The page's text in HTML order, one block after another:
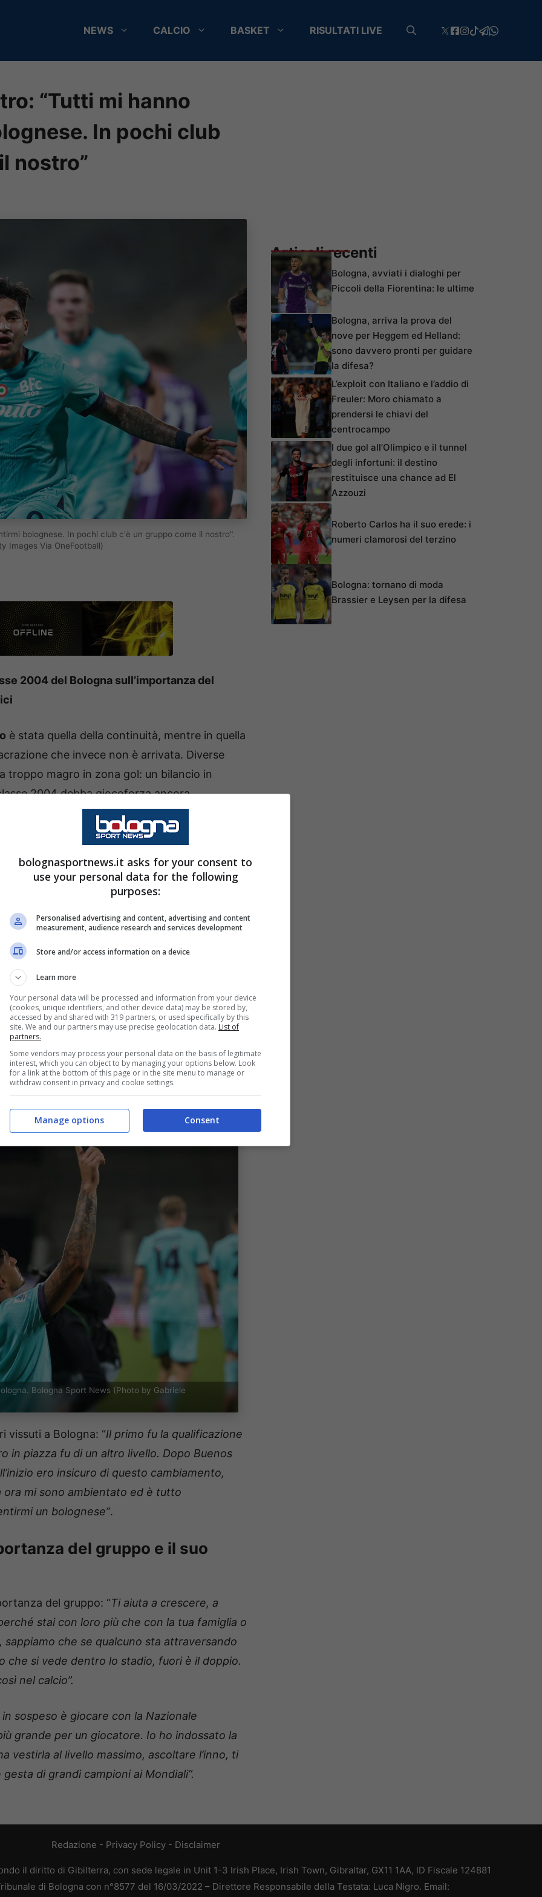
NEWS CALCIO BASKET RISULTATI LIVE
“Tutti mi hanno
In pochi club
nostro”
bolognese. In pochi club c'è un gruppo come il nostro".
Images Via OneFootball)
2004 del Bologna sull’importanza del
è stata quella della continuità, mentre in quella
che invece non è arrivata. Diverse
troppo magro in zona gol: un bilancio in
2004 debba giocoforza ancora
ambientato ed è diventato comunque un
Italianoe verosimilmente, salvo ribaltoni su
il nuovo allenatore Domenico
migliori vissuti a Bologna
Lega Serie A, sottolineando anche
i migliori momenti vissuti a
per il calcio: “Per me è passione, il
sono piccolo. E’ una cosa bella e
il mio primo allenatore che fu mio padre. A
faceva giocare nella sua squadra di calcio a
senza paura, tirando anche qualche
rompendo i vetri o altre cose in casa”.
Bologna Sport News (Photo by Gabriele
vissuti a Bologna: “Il primo fu la qualificazione
in piazza fu di un altro livello. Dopo Buenos
ero insicuro di questo cambiamento,
ora mi sono ambientato ed è tutto
un bolognese”.
del gruppo e il suo
del gruppo: “Ti aiuta a crescere, a
stai con loro più che con la tua famiglia o
che se qualcuno sta attraversando
che si vede dentro lo stadio, fuori è il doppio.
nel calcio”.
sospeso è giocare con la Nazionale
grande per un giocatore. Io ho indossato la
vestirla al livello massimo, ascoltare l’inno, ti
di grandi campioni ai Mondiali”.
Articoli recenti
Bologna, avviati i dialoghi per
Piccoli della Fiorentina: le ultime
Bologna, arriva la prova del
nove per Heggem ed Helland:
sono davvero pronti per guidare
la difesa?
L’exploit con Italiano e l’addio di
Freuler: Moro chiamato a
prendersi le chiavi del
centrocampo
I due gol all’Olimpico e il tunnel
degli infortuni: il destino
restituisce una chance ad El
Azzouzi
Roberto Carlos ha il suo erede: i
numeri clamorosi del terzino
Bologna: tornano di moda
Brassier e Leysen per la difesa
Redazione - Privacy Policy- Disclaimer
il diritto di Gibilterra, con sede legale in Unit 1-3 Irish Place, Irish Town, Gibraltar, GX11 1AA, ID Fiscale 124881
di Bologna con n°8577 del 16/03/2022 – Direttore Responsabile della Testata: Luca Nigro. Email:
bolognasportnews.it asks for your consent to
use your personal data for the following
purposes:
Personalised advertising and content, advertising and content
measurement, audience research and services development
Store and/or access information on a device
Learn more
Your personal data will be processed and information from your device
(cookies, unique identifiers, and other device data) may be stored by,
accessed by and shared with 319 partners, or used specifically by this
site. We and our partners may use precise geolocation data. List of
partners.
Some vendors may process your personal data on the basis of legitimate
interest, which you can object to by managing your options below. Look
for a link at the bottom of this page or in the site menu to manage or
withdraw consent in privacy and cookie settings.
Consent
Manage options